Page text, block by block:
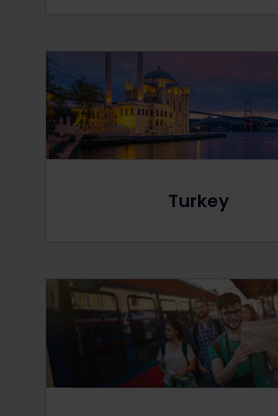
Turkey